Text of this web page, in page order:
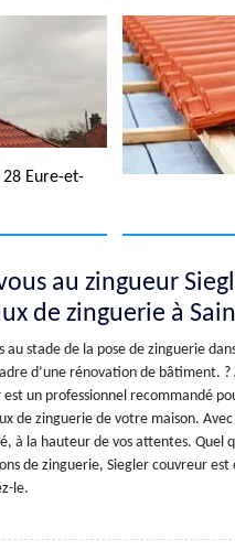
Eure-et-
au zingueur
de zinguerie à
au stade de la pose de zinguerie
d’une rénovation de bâtiment.
un professionnel recommandé
de zinguerie de votre maison.
à la hauteur de vos attentes. Quel
de zinguerie, Siegler couvreur
le.